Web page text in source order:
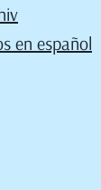
en español